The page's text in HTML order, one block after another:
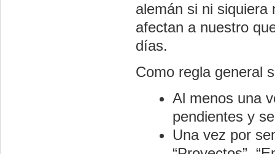
alemán si ni siquiera
afectan a nuestro
días.
Como regla general
Al menos una
pendientes y
Una vez por